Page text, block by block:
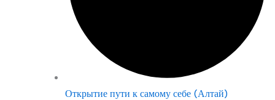
Открытие пути к самому себе (Алтай)